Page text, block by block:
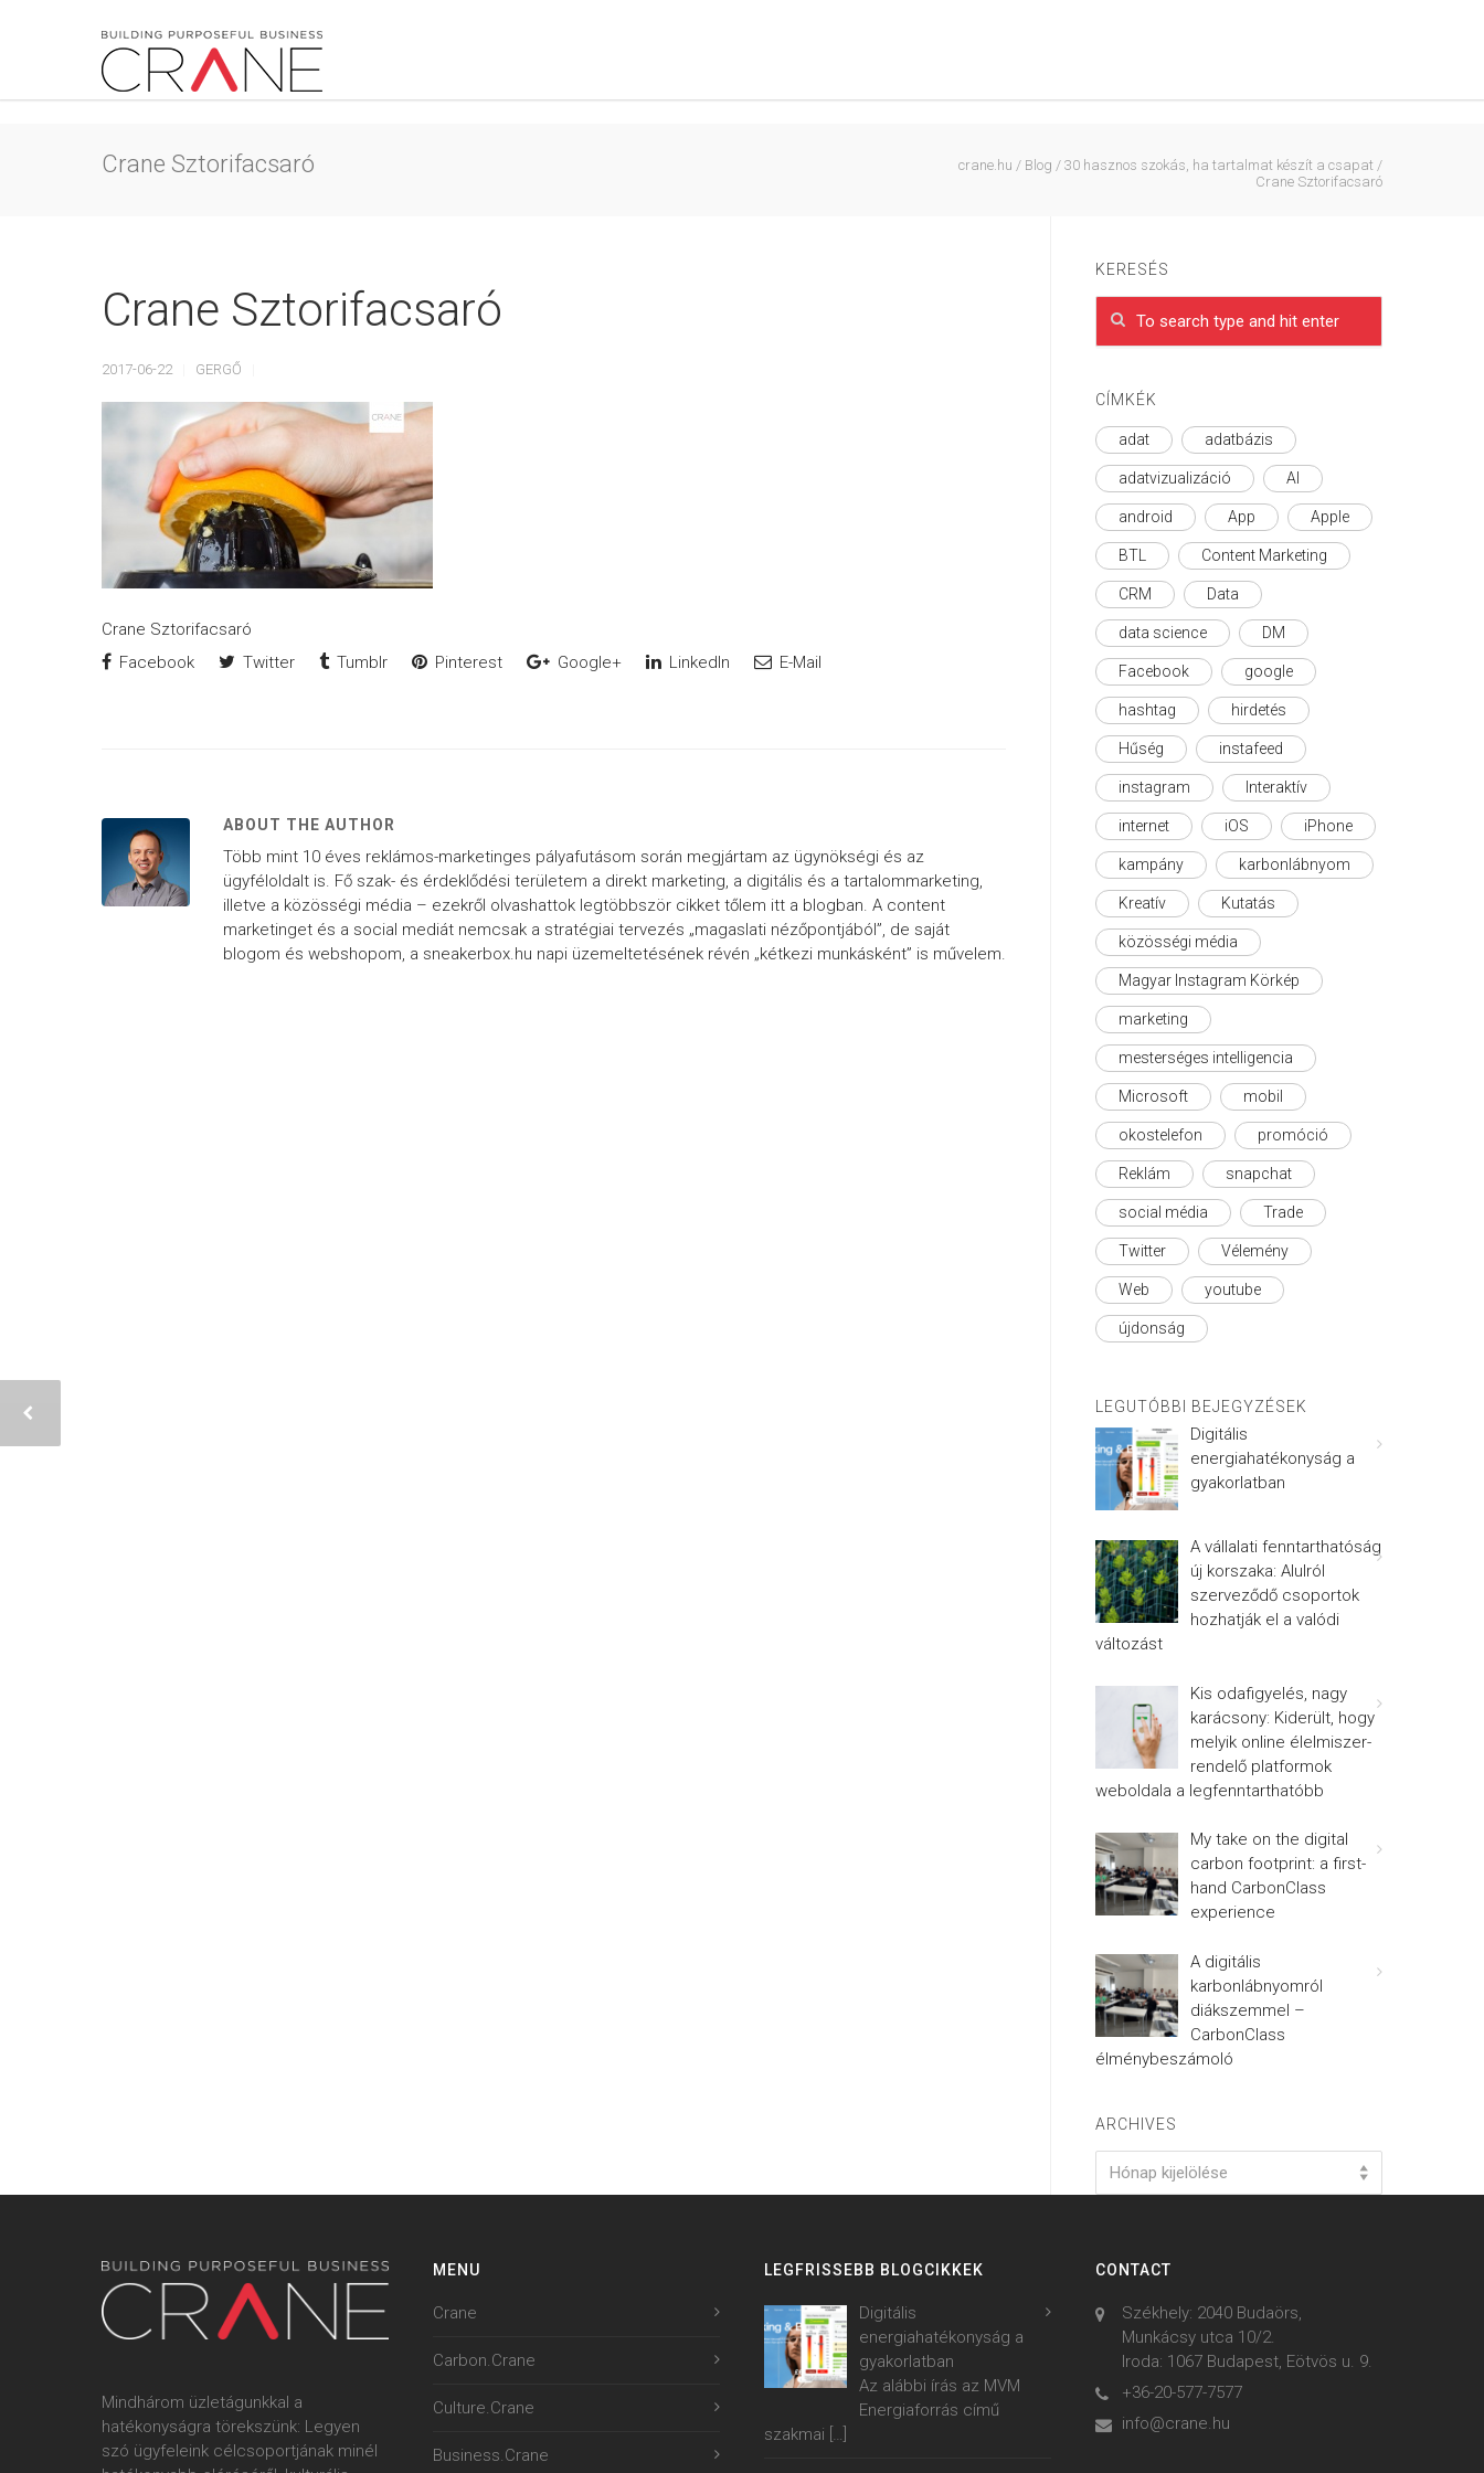
Crane Sztorifacsaró crane.hu / Blog / 30 hasznos szokás, ha tartalmat készít a csapat /
Crane Sztorifacsaró
Crane Sztorifacsaró
2017-06-22 GERGŐ
Crane Sztorifacsaró
Facebook
Twitter Tumblr Pinterest Google+ LinkedIn E-Mail
ABOUT THE AUTHOR
Több mint 10 éves reklámos-marketinges pályafutásom során megjártam az ügynökségi és az
ügyféloldalt is. Fő szak- és érdeklődési területem a direkt marketing, a digitális és a tartalommarketing,
illetve a közösségi média – ezekről olvashattok legtöbbször cikket tőlem itt a blogban. A content
marketinget és a social mediát nemcsak a stratégiai tervezés „magaslati nézőpontjából”, de saját
blogom és webshopom, a sneakerbox.hu napi üzemeltetésének révén „kétkezi munkásként” is művelem.
KERESÉS
CÍMKÉK
adat adatbázis
adatvizualizáció AI
android App Apple
BTL Content Marketing
CRM Data
data science DM
Facebook google
hashtag hirdetés
Hűség instafeed
instagram Interaktív
internet iOS iPhone
kampány karbonlábnyom
Kreatív Kutatás
közösségi média
Magyar Instagram Körkép
marketing
mesterséges intelligencia
Microsoft mobil
okostelefon promóció
Reklám snapchat
social média Trade
Twitter Vélemény
Web youtube
újdonság
LEGUTÓBBI BEJEGYZÉSEK
Digitális
energiahatékonyság a
gyakorlatban
A vállalati fenntarthatóság
új korszaka: Alulról
szerveződő csoportok
hozhatják el a valódi
változást
Kis odafigyelés, nagy
karácsony: Kiderült, hogy
melyik online élelmiszer-
rendelő platformok
weboldala a legfenntarthatóbb
My take on the digital
carbon footprint: a first-
hand CarbonClass
experience
A digitális
karbonlábnyomról
diákszemmel –
CarbonClass
élménybeszámoló
ARCHIVES
Hónap kijelölése
Mindhárom üzletágunkkal a
hatékonyságra törekszünk: Legyen
szó ügyfeleink célcsoportjának minél
MENU
Crane
Carbon.Crane
Culture.Crane
Business.Crane
LEGFRISSEBB BLOGCIKKEK
Digitális
energiahatékonyság a
gyakorlatban
Az alábbi írás az MVM
Energiaforrás című
szakmai
CONTACT
Székhely: 2040 Budaörs,
Munkácsy utca 10/2.
Iroda: 1067 Budapest, Eötvös u. 9.
+36-20-577-7577
info@crane.hu